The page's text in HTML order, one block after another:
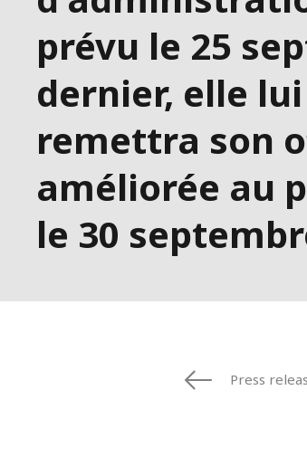
prévu le 25
dernier, elle lui
remettra son
améliorée au
le 30
Press